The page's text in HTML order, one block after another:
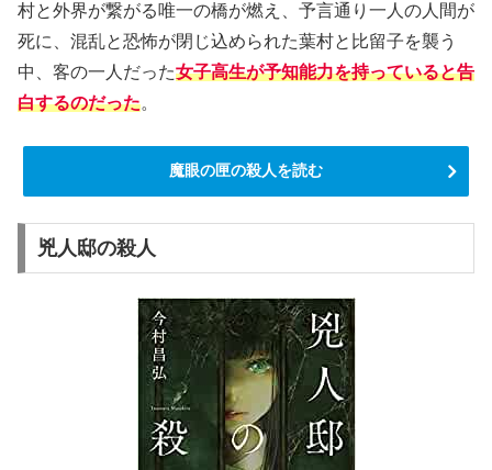
村と外界が繋がる唯一の橋が燃え、予言通り一人の人間が
死に、混乱と恐怖が閉じ込められた葉村と比留子を襲う
中、客の一人だった女子高生が予知能力を持っていると告
白するのだった。
魔眼の匣の殺人を読む
兇人邸の殺人